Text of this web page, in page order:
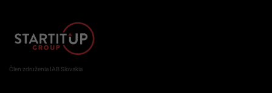
Člen združenia IAB Slovakia